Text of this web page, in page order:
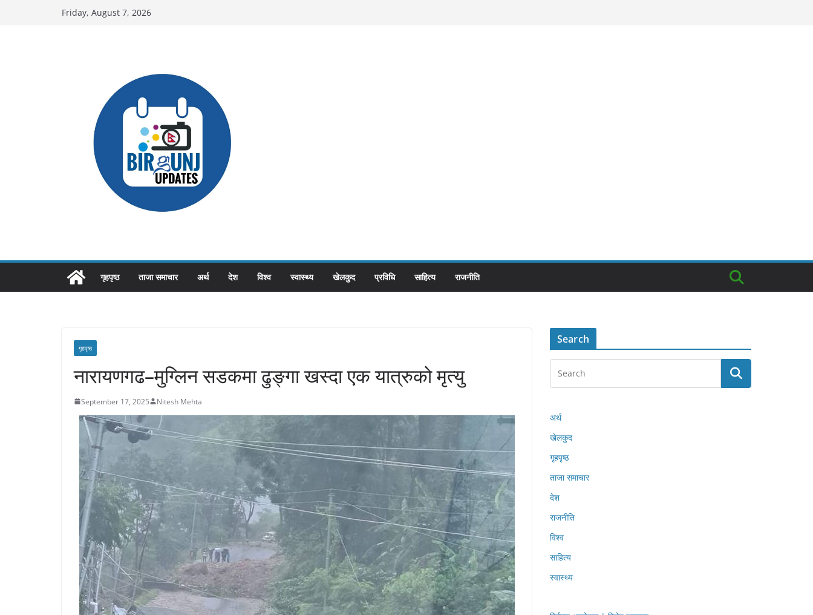
Friday, August 7, 2026
गृहपृष्ठ ताजा समाचार अर्थ देश विश्व स्वास्थ्य खेलकुद प्रविधि साहित्य राजनीति
गृहपृष्ठ
नारायणगढ–मुग्लिन सडकमा ढुङ्गा खस्दा एक यात्रुको मृत्यु
September 17, 2025 Nitesh Mehta
Search
अर्थ
खेलकुद
गृहपृष्ठ
ताजा समाचार
देश
राजनीति
विश्व
साहित्य
स्वास्थ्य